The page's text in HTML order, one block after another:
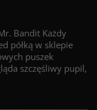
Bandit Każdy
półką w sklepie
puszek
szczęśliwy pupil,